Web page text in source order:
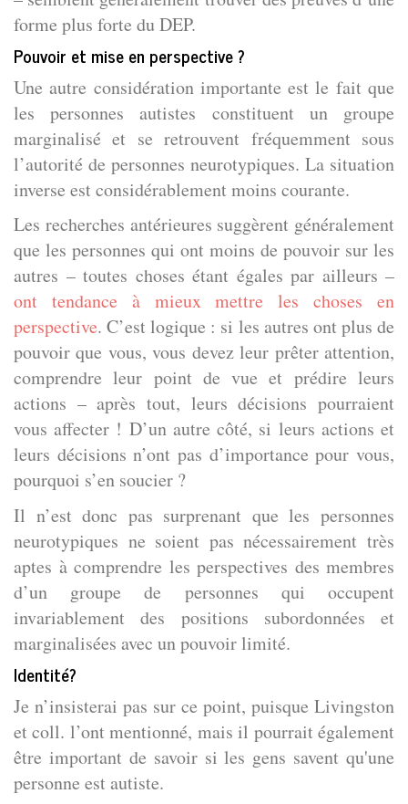
forme plus forte du DEP.
Pouvoir et mise en perspective ?
Une autre considération importante est le fait que
les personnes autistes constituent un groupe
marginalisé et se retrouvent fréquemment sous
l’autorité de personnes neurotypiques. La situation
inverse est considérablement moins courante.
Les recherches antérieures suggèrent généralement
que les personnes qui ont moins de pouvoir sur les
autres – toutes choses étant égales par ailleurs –
ont tendance à mieux mettre les choses en
perspective. C’est logique : si les autres ont plus de
pouvoir que vous, vous devez leur prêter attention,
comprendre leur point de vue et prédire leurs
actions – après tout, leurs décisions pourraient
vous affecter ! D’un autre côté, si leurs actions et
leurs décisions n’ont pas d’importance pour vous,
pourquoi s’en soucier ?
Il n’est donc pas surprenant que les personnes
neurotypiques ne soient pas nécessairement très
aptes à comprendre les perspectives des membres
d’un groupe de personnes qui occupent
invariablement des positions subordonnées et
marginalisées avec un pouvoir limité.
Identité?
Je n’insisterai pas sur ce point, puisque Livingston
et coll. l’ont mentionné, mais il pourrait également
être important de savoir si les gens savent qu'une
personne est autiste.